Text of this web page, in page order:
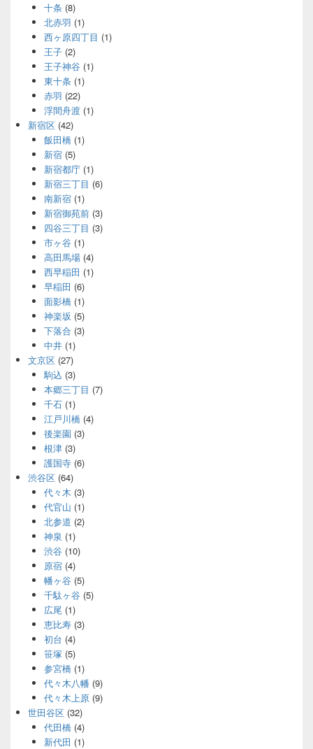
十条 (8)
北赤羽 (1)
西ヶ原四丁目 (1)
王子(2)
王子神谷(1)
東十条 (1)
赤羽 (22)
浮間舟渡(1)
新宿区 (42)
飯田橋(1)
新宿(5)
新宿都庁(1)
新宿三丁目 (6)
南新宿(1)
新宿御苑前(3)
四谷三丁目 (3)
市ヶ谷(1)
高田馬場(4)
西早稲田 (1)
早稲田 (6)
面影橋(1)
神楽坂 (5)
下落合(3)
中井(1)
文京区 (27)
駒込 (3)
本郷三丁目 (7)
千石(1)
江戸川橋(4)
後楽園 (3)
根津(3)
護国寺(6)
渋谷区 (64)
代々木 (3)
代官山 (1)
北参道 (2)
神泉 (1)
渋谷(10)
原宿(4)
幡ヶ谷(5)
千駄ヶ谷(5)
広尾(1)
恵比寿(3)
初台 (4)
笹塚(5)
参宮橋(1)
代々木八幡 (9)
代々木上原(9)
世田谷区 (32)
代田橋(4)
新代田 (1)